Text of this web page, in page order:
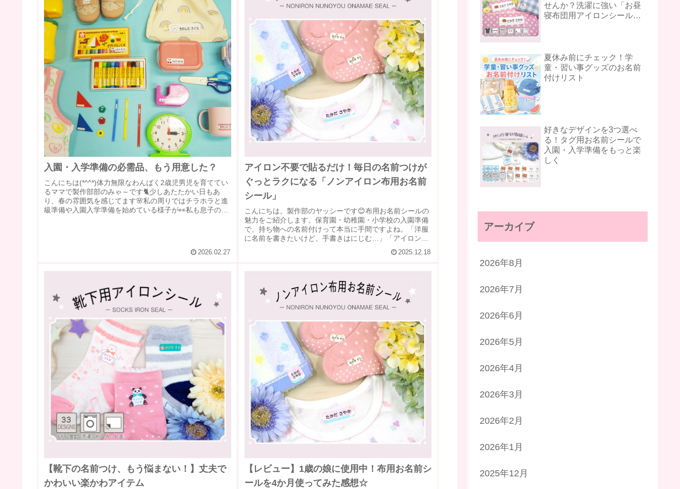
入園・入学準備の必需品、もう用意した？
こんにちは(*^^*)体力無限なわんぱく2歳児男児を育ててい
るママで製作部部のみゃ～です🐈️少しあたたかい日もあ
り、春の雰囲気を感じてます🌸私の周りではチラホラと進
級準備や入園入学準備を始めている様子が👀私も息子の入
2026.02.27
アイロン不要で貼るだけ！毎日の名前つけが
ぐっとラクになる「ノンアイロン布用お名前
シール」
こんにちは。製作部のヤッシーです😊布用お名前シールの
魅力をご紹介します。保育園・幼稚園・小学校の入園準備
で、持ち物への名前付けって本当に手間ですよね。「洋服
に名前を書きたいけど、手書きはにじむ…」「アイロンは
2025.12.18
【靴下の名前つけ、もう悩まない！】丈夫で
かわいい楽かわアイテム
【レビュー】1歳の娘に使用中！布用お名前シ
ールを4か月使ってみた感想☆
せんか？洗濯に強い「お昼
寝布団用アイロンシール」
夏休み前にチェック！学
童・習い事グッズのお名前
付けリスト
好きなデザインを3つ選べ
る！タグ用お名前シールで
入園・入学準備をもっと楽
しく
アーカイブ
2026年8月
2026年7月
2026年6月
2026年5月
2026年4月
2026年3月
2026年2月
2026年1月
2025年12月